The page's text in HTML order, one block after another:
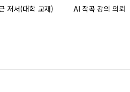
저서(대학 교재) AI 작곡 강의 의뢰